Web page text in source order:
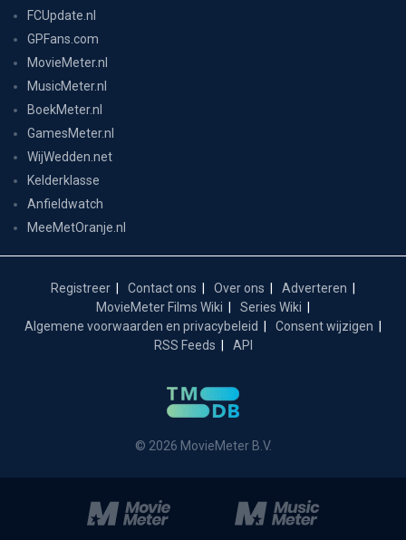
FCUpdate.nl
GPFans.com
MovieMeter.nl
MusicMeter.nl
BoekMeter.nl
GamesMeter.nl
WijWedden.net
Kelderklasse
Anfieldwatch
MeeMetOranje.nl
Registreer Contact ons Over ons
Adverteren
MovieMeter Films Wiki
Series Wiki
Algemene voorwaarden en privacybeleid
Consent wijzigen
RSS Feeds
API
© 2026 MovieMeter B.V.